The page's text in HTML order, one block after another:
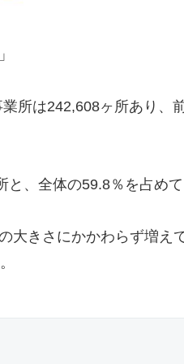
」
所は242,608ヶ所あり、
、全体の59.8％を占めて
大きさにかかわらず増え